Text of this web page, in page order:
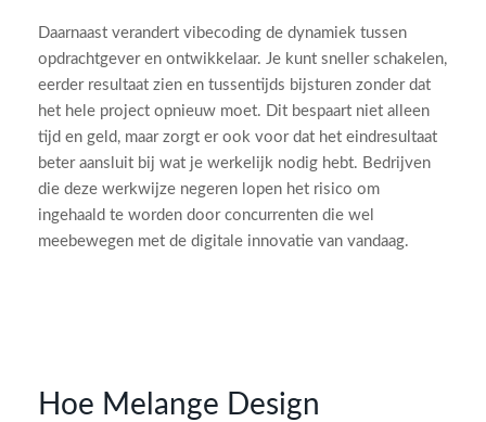
Daarnaast verandert vibecoding de dynamiek tussen
opdrachtgever en ontwikkelaar. Je kunt sneller schakelen,
eerder resultaat zien en tussentijds bijsturen zonder dat
het hele project opnieuw moet. Dit bespaart niet alleen
tijd en geld, maar zorgt er ook voor dat het eindresultaat
beter aansluit bij wat je werkelijk nodig hebt. Bedrijven
die deze werkwijze negeren lopen het risico om
ingehaald te worden door concurrenten die wel
meebewegen met de digitale innovatie van vandaag.
Hoe Melange Design